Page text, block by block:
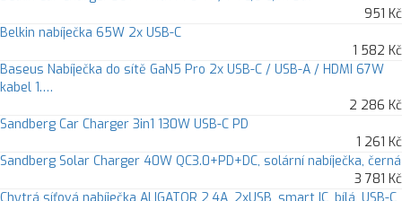
951 Kč
Belkin nabíječka 65W 2x USB-C
1 582 Kč
Baseus Nabíječka do sítě GaN5 Pro 2x USB-C / USB-A / HDMI 67W
kabel 1.…
2 286 Kč
Sandberg Car Charger 3in1 130W USB-C PD
1 261 Kč
Sandberg Solar Charger 40W QC3.0+PD+DC, solární nabíječka, černá
3 781 Kč